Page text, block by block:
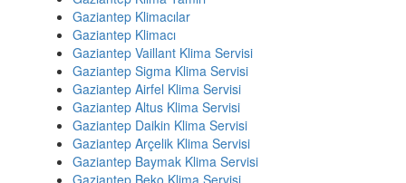
Gaziantep Klimacılar
Gaziantep Klimacı
Gaziantep Vaillant Klima Servisi
Gaziantep Sigma Klima Servisi
Gaziantep Airfel Klima Servisi
Gaziantep Altus Klima Servisi
Gaziantep Daikin Klima Servisi
Gaziantep Arçelik Klima Servisi
Gaziantep Baymak Klima Servisi
Gaziantep Beko Klima Servisi